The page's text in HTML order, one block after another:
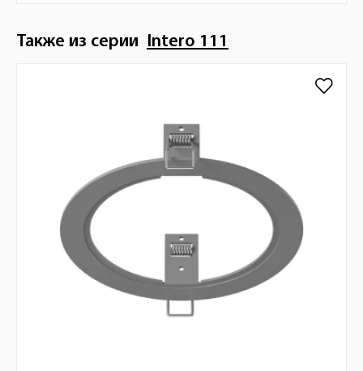
Также из серии Intero 111